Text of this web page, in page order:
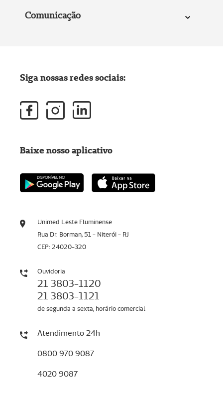
Comunicação
Unimed Leste Fluminense
Rua Dr. Borman, 51 - Niterói - RJ
CEP: 24020-320
Ouvidoria
21 3803-1120
21 3803-1121
de segunda a sexta, horário comercial
Atendimento 24h
0800 970 9087
4020 9087
Siga nossas redes sociais:
Baixe nosso aplicativo